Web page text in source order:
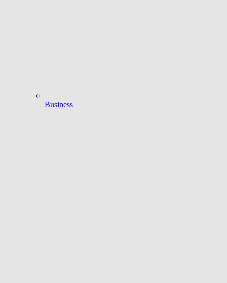
Business